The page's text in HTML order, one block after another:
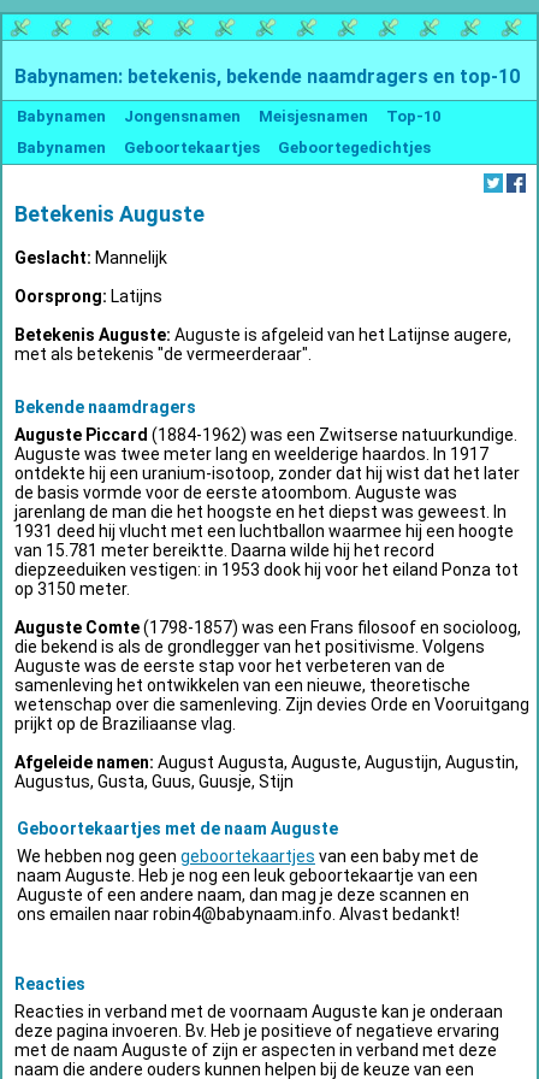
Babynamen: betekenis, bekende naamdragers en top-10
Babynamen Jongensnamen Meisjesnamen
Top-10
Babynamen
Geboortekaartjes Geboortegedichtjes
Betekenis Auguste
Geslacht: Mannelijk
Oorsprong: Latijns
Betekenis Auguste: Auguste is afgeleid van het Latijnse augere,
met als betekenis "de vermeerderaar".
Bekende naamdragers
Auguste Piccard (1884-1962) was een Zwitserse natuurkundige.
Auguste was twee meter lang en weelderige haardos. In 1917
ontdekte hij een uranium-isotoop, zonder dat hij wist dat het later
de basis vormde voor de eerste atoombom. Auguste was
jarenlang de man die het hoogste en het diepst was geweest. In
1931 deed hij vlucht met een luchtballon waarmee hij een hoogte
van 15.781 meter bereiktte. Daarna wilde hij het record
diepzeeduiken vestigen: in 1953 dook hij voor het eiland Ponza tot
op 3150 meter.
Auguste Comte(1798-1857) was een Frans filosoof en socioloog,
die bekend is als de grondlegger van het positivisme. Volgens
Auguste was de eerste stap voor het verbeteren van de
samenleving het ontwikkelen van een nieuwe, theoretische
wetenschap over die samenleving. Zijn devies Orde en Vooruitgang
prijkt op de Braziliaanse vlag.
Afgeleide namen: August Augusta, Auguste, Augustijn, Augustin,
Augustus, Gusta, Guus, Guusje, Stijn
Geboortekaartjes met de naam Auguste
We hebben nog geen geboortekaartjes van een baby met de
naam Auguste. Heb je nog een leuk geboortekaartje van een
Auguste of een andere naam, dan mag je deze scannen en
ons emailen naarrobin4@babynaam.info . Alvast bedankt!
Reacties
Reacties in verband met de voornaam Auguste kan je onderaan
deze pagina invoeren. Bv. Heb je positieve of negatieve ervaring
met de naam Auguste of zijn er aspecten in verband met deze
naam die andere ouders kunnen helpen bij de keuze van een